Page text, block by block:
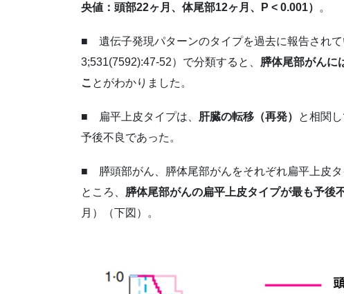
央値：頭部22ヶ月、体尾部12ヶ月、P < 0.001）
。
■ 遺伝子発現パターンのタイプを過去に報告されて
3;531(7592):47-52）で分類すると、 膵体尾部がんに
こ とがわかりました。
■ 扁平上皮タイプは、 肝臓の転移（再発）
と相関
予後不良であった。
■ 膵頭部がん、膵体尾部がんをそれぞれ扁平上皮
ところ、 膵体尾部がんの扁平上皮タイプが最も予後
月）（下図）。